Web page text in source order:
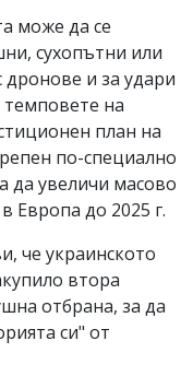
може да се
сухопътни или
и за удари
на
план на
по-специално
да увеличи масово
Европа до 2025 г.
че украинското
втора
отбрана, за да
си" от